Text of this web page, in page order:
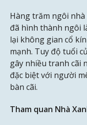
Hàng trăm ngôi
đã hình thành ngôi
lại không gian cổ
mạnh. Tuy độ tuổi
gây nhiều tranh cãi
đặc biệt với người
bàn cãi.
Tham quan Nhà